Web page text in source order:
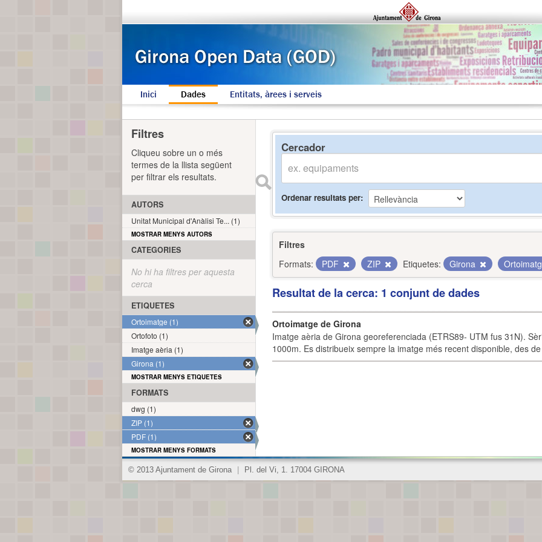
Inici Dades Entitats, àrees i serveis
Cercador
Ordenar resultats per
Filtres
Formats:
PDF ZIP Etiquetes: Girona
Resultat de la cerca: 1 conjunt de dades
Ortoimatge de Girona
Imatge aèria de Girona georeferenciada (ETRS89- UTM fus 31N).
1000m. Es distribueix sempre la imatge més recent disponible, des
Filtres
Cliqueu sobre un o més
termes de la llista següent
per filtrar els resultats.
AUTORS
Unitat Municipal d'Anàlisi Te... (1)
MOSTRAR MENYS AUTORS
CATEGORIES
No hi ha filtres per aquesta
cerca
ETIQUETES
Ortoimatge (1)
Ortofoto (1)
Imatge aèria (1)
Girona (1)
MOSTRAR MENYS ETIQUETES
FORMATS
dwg (1)
ZIP (1)
PDF (1)
MOSTRAR MENYS FORMATS
© 2013 Ajuntament de Girona Pl. del Vi, 1. 17004 GIRONA